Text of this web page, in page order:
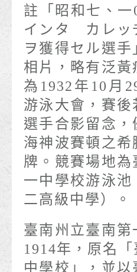
註「昭和七、
インタ カレッ
ヲ獲得セル選
相片，略有泛黃
為1932年10月
游泳大會，賽後
選手合影留念，
海神波賽頓之希
牌。競賽場地為
一中學校游泳池
二高級中學）。
臺南州立臺南
1914年，原名
中學校」，並